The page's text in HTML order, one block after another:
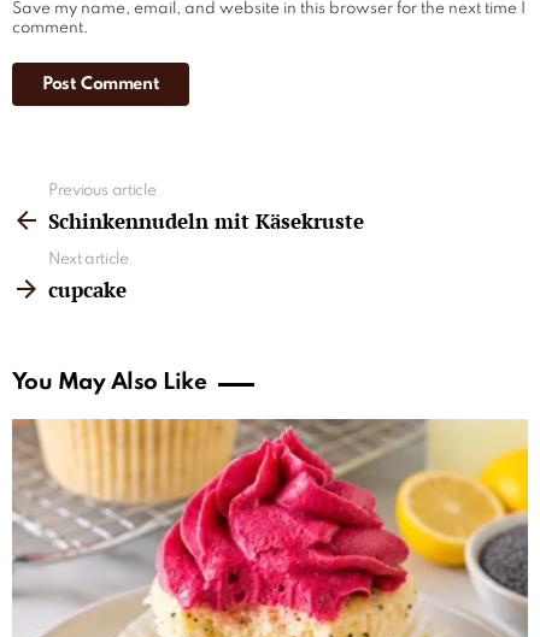
Save my name, email, and website in this browser for the next time I
comment.
more
Previous article
Schinkennudeln mit Käsekruste
Next article
cupcake
You May Also Like